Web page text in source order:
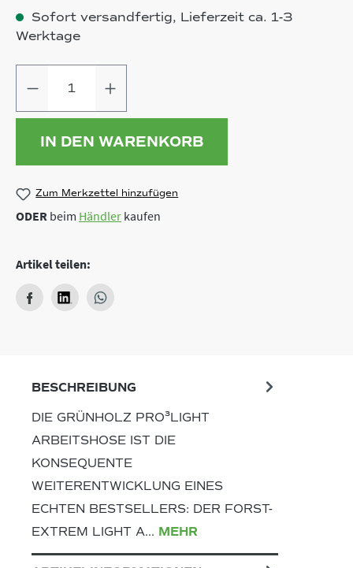
Sofort versandfertig, Lieferzeit ca. 1-3
Werktage
IN DEN WARENKORB
Zum Merkzettel hinzufügen
ODER beim Händler kaufen
Artikel teilen:
BESCHREIBUNG
DIE GRÜNHOLZ PRO³LIGHT
ARBEITSHOSE IST DIE
KONSEQUENTE
WEITERENTWICKLUNG EINES
ECHTEN BESTSELLERS: DER FORST-
EXTREM LIGHT A… MEHR